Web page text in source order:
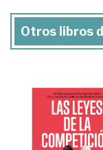
Otros libros